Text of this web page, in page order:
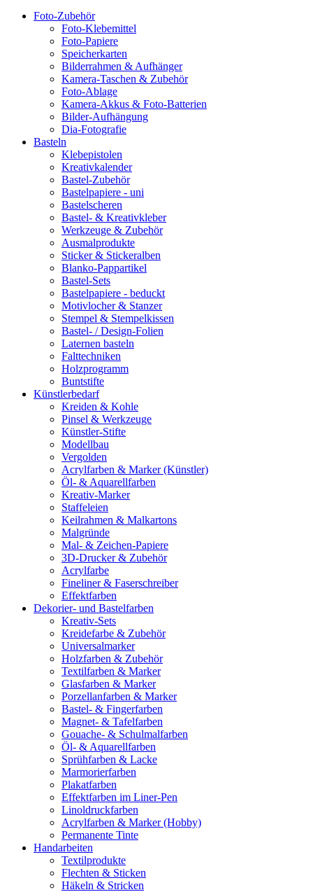
Foto-Zubehör
Foto-Klebemittel
Foto-Papiere
Speicherkarten
Bilderrahmen & Aufhänger
Kamera-Taschen & Zubehör
Foto-Ablage
Kamera-Akkus & Foto-Batterien
Bilder-Aufhängung
Dia-Fotografie
Basteln
Klebepistolen
Kreativkalender
Bastel-Zubehör
Bastelpapiere - uni
Bastelscheren
Bastel- & Kreativkleber
Werkzeuge & Zubehör
Ausmalprodukte
Sticker & Stickeralben
Blanko-Pappartikel
Bastel-Sets
Bastelpapiere - beduckt
Motivlocher & Stanzer
Stempel & Stempelkissen
Bastel- / Design-Folien
Laternen basteln
Falttechniken
Holzprogramm
Buntstifte
Künstlerbedarf
Kreiden & Kohle
Pinsel & Werkzeuge
Künstler-Stifte
Modellbau
Vergolden
Acrylfarben & Marker (Künstler)
Öl- & Aquarellfarben
Kreativ-Marker
Staffeleien
Keilrahmen & Malkartons
Malgründe
Mal- & Zeichen-Papiere
3D-Drucker & Zubehör
Acrylfarbe
Fineliner & Faserschreiber
Effektfarben
Dekorier- und Bastelfarben
Kreativ-Sets
Kreidefarbe & Zubehör
Universalmarker
Holzfarben & Zubehör
Textilfarben & Marker
Glasfarben & Marker
Porzellanfarben & Marker
Bastel- & Fingerfarben
Magnet- & Tafelfarben
Gouache- & Schulmalfarben
Öl- & Aquarellfarben
Sprühfarben & Lacke
Marmorierfarben
Plakatfarben
Effektfarben im Liner-Pen
Linoldruckfarben
Acrylfarben & Marker (Hobby)
Permanente Tinte
Handarbeiten
Textilprodukte
Flechten & Sticken
Häkeln & Stricken